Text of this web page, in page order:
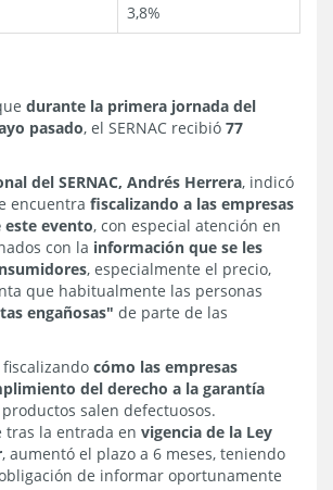
3,8%
durante la primera jornada del
pasado, el SERNAC recibió 77
del SERNAC, Andrés Herrera, indicó
encuentra fiscalizando a las empresas
evento, con especial atención en
con la información que se les
, especialmente el precio,
que habitualmente las personas
engañosas" de parte de las
cómo las empresas
del derecho a la garantía
salen defectuosos.
tras la entrada en vigencia de la Ley
, aumentó el plazo a 6 meses, teniendo
de informar oportunamente